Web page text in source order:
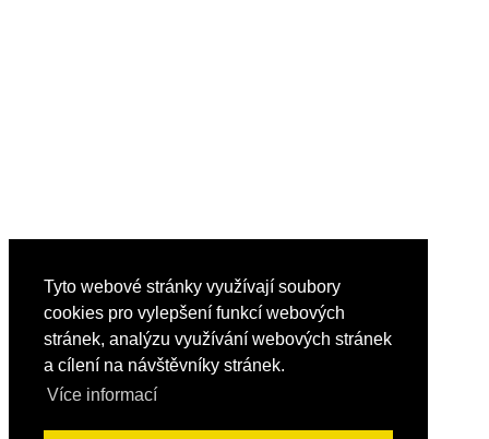
Tyto webové stránky využívají soubory
cookies pro vylepšení funkcí webových
stránek, analýzu využívání webových stránek
a cílení na návštěvníky stránek.
Více informací